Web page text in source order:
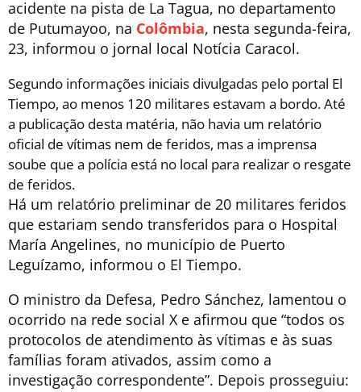
acidente na pista de La Tagua, no departamento
de Putumayoo, na Colômbia, nesta segunda-feira,
23, informou o jornal local Notícia Caracol.
Segundo informações iniciais divulgadas pelo portal El
Tiempo, ao menos 120 militares estavam a bordo. Até
a publicação desta matéria, não havia um relatório
oficial de vítimas nem de feridos, mas a imprensa
soube que a polícia está no local para realizar o resgate
de feridos.
Há um relatório preliminar de 20 militares feridos
que estariam sendo transferidos para o Hospital
María Angelines, no município de Puerto
Leguízamo, informou o El Tiempo.
O ministro da Defesa, Pedro Sánchez, lamentou o
ocorrido na rede social X e afirmou que “todos os
protocolos de atendimento às vítimas e às suas
famílias foram ativados, assim como a
investigação correspondente”. Depois prosseguiu: